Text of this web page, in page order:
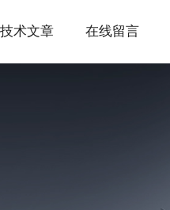
技术文章 在线留言